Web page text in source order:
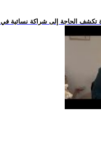
تكشف الحاجة إلى شراكة نسائية في